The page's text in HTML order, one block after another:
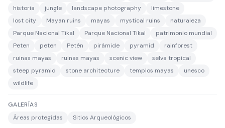
historia
jungle landscape photography
limestone
lost city
Mayan ruins mayas mystical ruins
naturaleza
Parque Nacional Tikal
Parque Nacional Tikal
patrimonio mundial
Peten
peten Petén pirámide pyramid
rainforest
ruinas mayas
ruinas mayas scenic view
selva tropical
steep pyramid
stone architecture templos mayas
unesco
wildlife
GALERÍAS
Áreas protegidas
Sitios Arqueológicos